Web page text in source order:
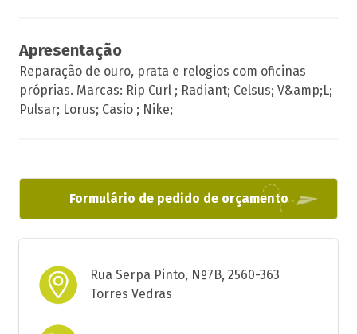
Apresentação
Reparação de ouro, prata e relogios com oficinas
próprias. Marcas: Rip Curl ; Radiant; Celsus; V&amp;L;
Pulsar; Lorus; Casio ; Nike;
Formulário de pedido de orçamento
Rua Serpa Pinto, Nº7B, 2560-363
Torres Vedras